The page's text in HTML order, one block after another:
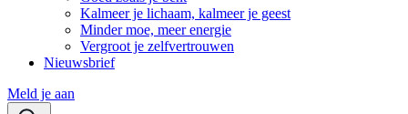
Kalmeer je lichaam, kalmeer je geest
Minder moe, meer energie
Vergroot je zelfvertrouwen
Nieuwsbrief
Meld je aan